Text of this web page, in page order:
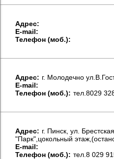
Aдрес:
E-mail:
Телефон (моб.):
Aдрес: г. Молодечно
E-mail:
Телефон (моб.): тел.8029
Aдрес: г. Пинск, ул.
"Парк",цокольный
E-mail:
Телефон (моб.): тел.8 029